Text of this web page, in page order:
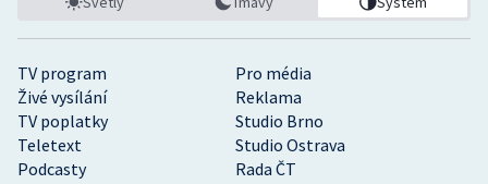
TV program
Pro média
Živé vysílání
Reklama
TV poplatky
Studio Brno
Teletext
Studio Ostrava
Podcasty
Rada ČT